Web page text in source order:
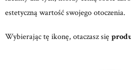
estetyczną wartość swojego otoczenia.
Wybierając tę ikonę, otaczasz się